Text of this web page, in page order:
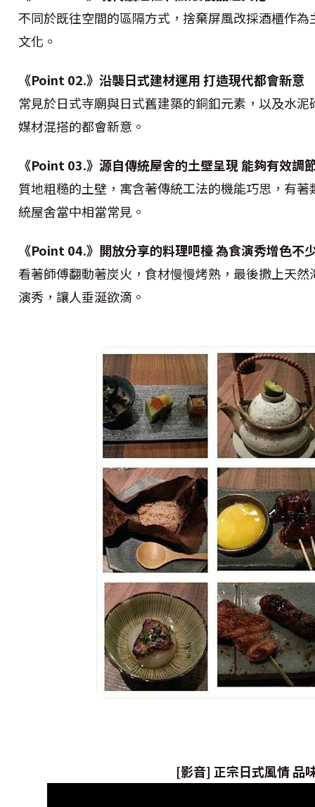
不同於既往空間的區隔方式，捨棄屏風改採酒櫃作
文化。
《Point 02.》沿襲日式建材運用 打造現代都會新意
常見於日式寺廟與日式舊建築的銅釦元素，以及水
媒材混搭的都會新意。
《Point 03.》源自傳統屋舍的土壁呈現 能夠有效調
質地粗糙的土壁，寓含著傳統工法的機能巧思，有
統屋舍當中相當常見。
《Point 04.》開放分享的料理吧檯 為食演秀增色不
看著師傅翻動著炭火，食材慢慢烤熟，最後撒上天
演秀，讓人垂涎欲滴。
[影音] 正宗日式風情 品